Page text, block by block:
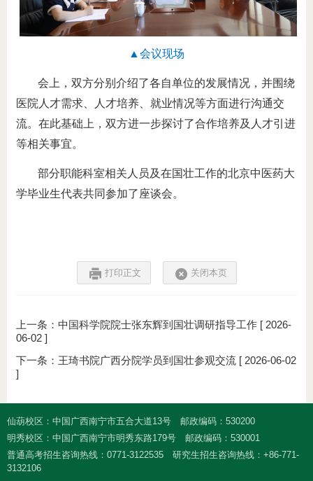
▲会议现场
会上，双方分别介绍了各自单位的发展情况，并围绕
医院人才需求、人才培养、就业情况等方面进行沟通交
流。在此基础上，双方进一步探讨了合作培养及人才引进
等相关事宜。
部分职能科室相关人员及在国壮工作的北京中医药大
学毕业生代表共同参加了座谈会。
打印正文 关闭本页
上一条： 中国科学院院士张东辉到国壮调研指导工作 [ 2026-
06-02 ]
下一条： 王琦书院广西分院学员到国壮参观交流 [ 2026-06-02
]
仙葫校区：中国广西南宁市五合大道13号
邮政编码：530200
明秀校区：中国广西南宁市明秀东路179号
邮政编码：530001
普通高考招生咨询热线：0771-3122535
研究生招生咨询热线：+86-771-
3132106